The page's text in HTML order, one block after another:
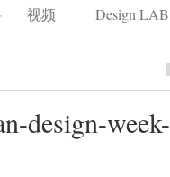
视频 Design LAB
design-week-